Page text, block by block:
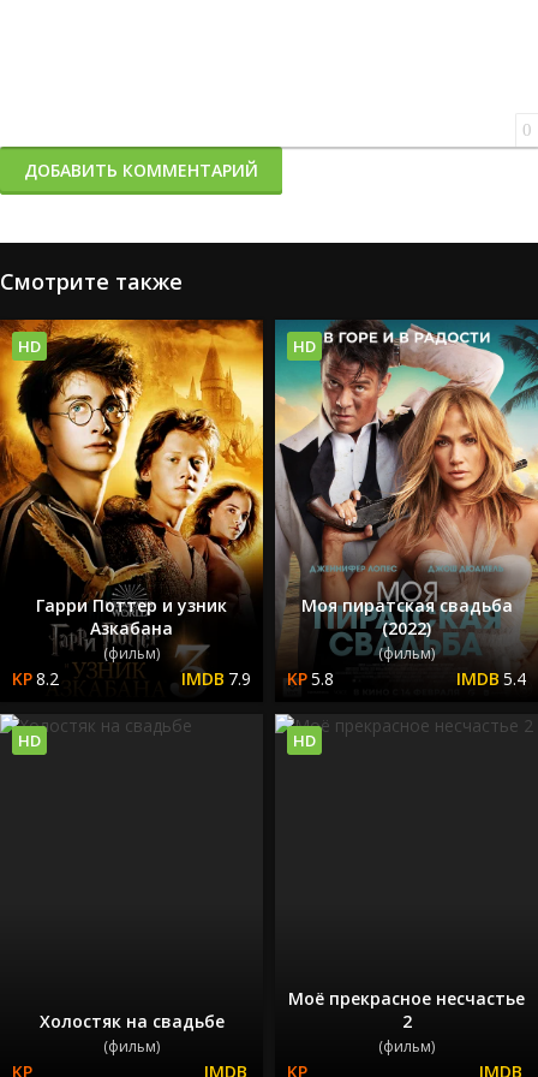
0
ДОБАВИТЬ КОММЕНТАРИЙ
Смотрите также
Гарри Поттер и узник
Азкабана
(фильм)
8.2 7.9
HD
Моя пиратская свадьба
(2022)
(фильм)
5.8 5.4
HD
Холостяк на свадьбе
(фильм)
HD
Моё прекрасное несчастье
2
(фильм)
HD